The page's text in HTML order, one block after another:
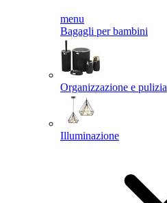
menu
Bagagli per bambini
Organizzazione e pulizia
Illuminazione